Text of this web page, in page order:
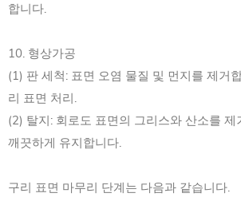
합니다.
10. 형상가공
(1) 판 세척: 표면 오염 물질 및 먼지를 제거
리 표면 처리.
(2) 탈지: 회로도 표면의 그리스와 산소를
깨끗하게 유지합니다.
구리 표면 마무리 단계는 다음과 같습니다.